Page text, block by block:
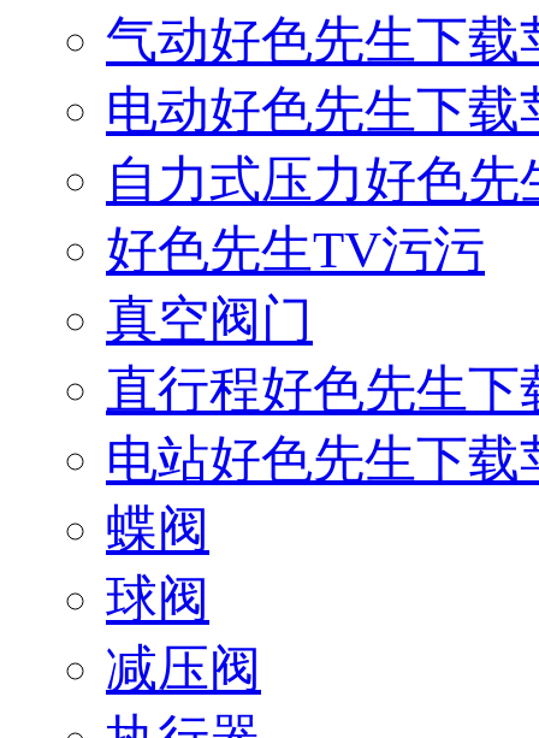
气动好色先生下
电动好色先生下
自力式压力好色
好色先生TV污污
真空阀门
直行程好色先生
电站好色先生下
蝶阀
球阀
减压阀